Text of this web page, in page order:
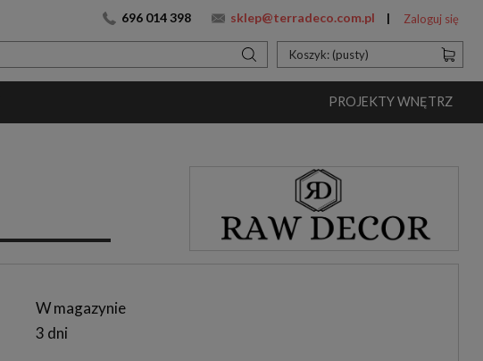
696 014 398 sklep@terradeco.com.pl Zaloguj się
Koszyk: (pusty)
PROJEKTY WNĘTRZ
W magazynie
3 dni